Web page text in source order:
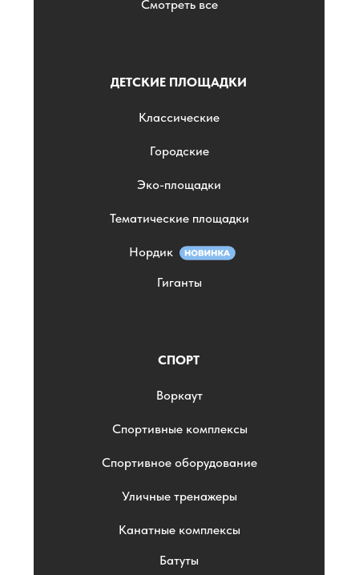
Смотреть все
ДЕТСКИЕ ПЛОЩАДКИ
Классические
Городские
Эко-площадки
Тематические площадки
Нордик
Гиганты
СПОРТ
Воркаут
Спортивные комплексы
Спортивное оборудование
Уличные тренажеры
Канатные комплексы
Батуты